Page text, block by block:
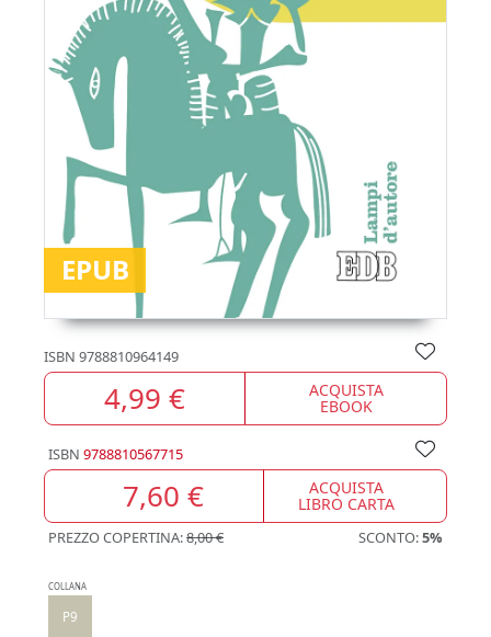
EPUB
ISBN 9788810964149
4,99 € ACQUISTA
EBOOK
ISBN 9788810567715
7,60 € ACQUISTA
LIBRO CARTA
PREZZO COPERTINA:8,00 € SCONTO:5%
COLLANA
P9